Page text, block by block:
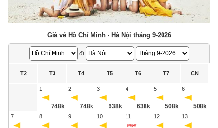
Giá vé Hồ Chí Minh - Hà Nội tháng 9-2026
đi
T2 T3 T4 T5 T6 T7 CN
1
748k
2
748k
3
638k
4
638k
5
508k
6
508k
7 8 9 10 11 12 13